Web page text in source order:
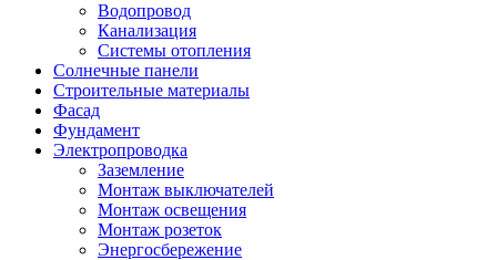
Водопровод
Канализация
Системы отопления
Солнечные панели
Строительные материалы
Фасад
Фундамент
Электропроводка
Заземление
Монтаж выключателей
Монтаж освещения
Монтаж розеток
Энергосбережение